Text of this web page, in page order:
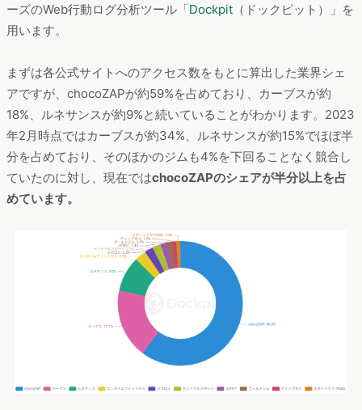
ーズのWeb行動ログ分析ツール「Dockpit （ドックピット）」を
用います。
まずは各公式サイトへのアクセス数をもとに算出した業界シェ
アですが、chocoZAPが約59%を占めており、カーブスが約
18%、ルネサンスが約9%と続いていることがわかります。2023
年2月時点ではカーブスが約34%、ルネサンスが約15%でほぼ半
分を占めており、そのほかのジムも4%を下回ることなく競合し
ていたのに対し、現在ではchocoZAPのシェアが半分以上を占
めています。